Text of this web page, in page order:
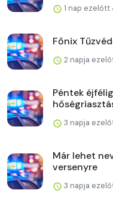
1 nap ezelőtt
Főnix
2 napja
Péntek
3 napja
Már lehet
versenyre
3 napja